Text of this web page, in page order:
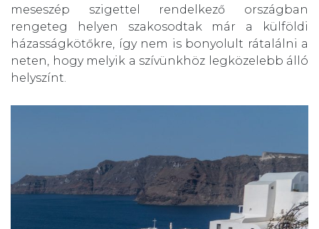
meseszép szigettel rendelkező országban
rengeteg helyen szakosodtak már a külföldi
házasságkötőkre, így nem is bonyolult rátalálni a
neten, hogy melyik a szívünkhöz legközelebb álló
helyszínt.